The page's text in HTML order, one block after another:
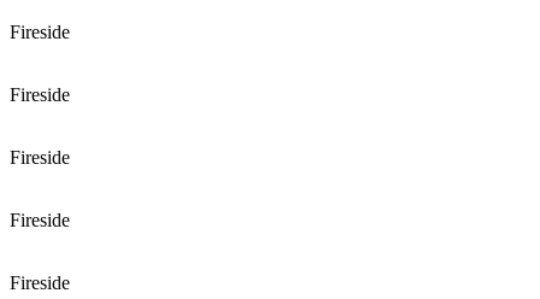
Fireside
Fireside
Fireside
Fireside
Fireside